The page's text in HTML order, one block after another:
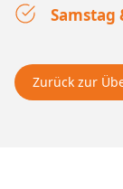
Samstag
Zurück zur